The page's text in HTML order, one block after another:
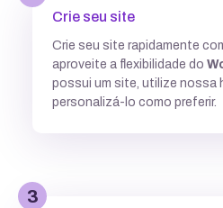
Múltiplas versões do ASP
Integração com ferramentas Git
Crie seu site
Crie seu site rapidamente
aproveite a flexibilidade do
possui um site, utilize nossa
personalizá-lo como preferir.
3